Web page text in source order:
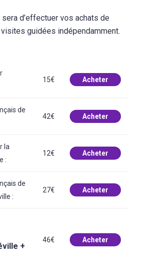
d’effectuer vos achats de
guidées indépendamment.
15€ Acheter
de
42€ Acheter
la
:
12€ Acheter
de
:
27€ Acheter
+
46€ Acheter